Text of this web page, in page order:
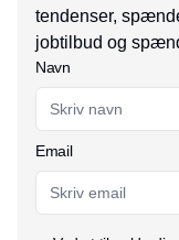
tendenser,
jobtilbud og
Navn
Email